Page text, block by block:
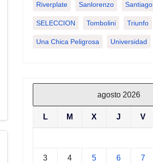
Riverplate Sanlorenzo Santiago
SELECCION Tombolini Triunfo
Una Chica Peligrosa Universidad
agosto 2026
L M X J V
3 4 5 6 7